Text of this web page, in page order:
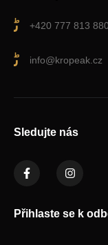
+420 777 813 880
info@kropeak.cz
Sledujte nás
Přihlaste se k